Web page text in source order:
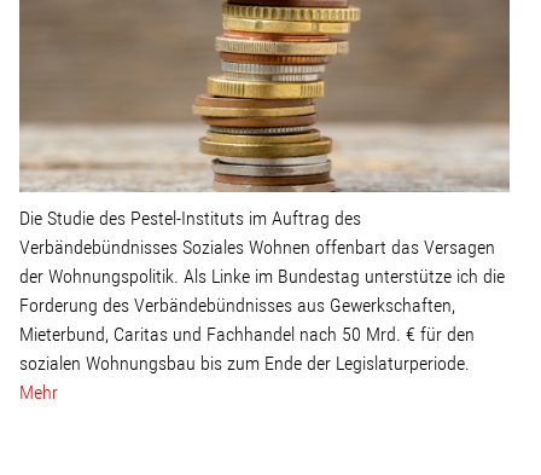
Die Studie des Pestel-Instituts im Auftrag des
Verbändebündnisses Soziales Wohnen offenbart das Versagen
der Wohnungspolitik. Als Linke im Bundestag unterstütze ich die
Forderung des Verbändebündnisses aus Gewerkschaften,
Mieterbund, Caritas und Fachhandel nach 50 Mrd. € für den
sozialen Wohnungsbau bis zum Ende der Legislaturperiode.
Mehr